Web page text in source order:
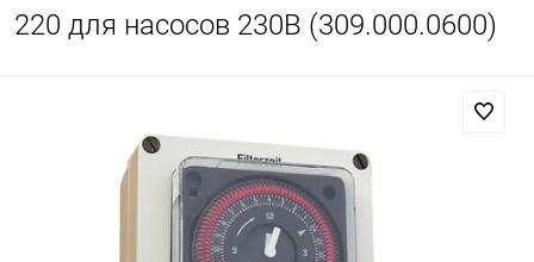
220 для насосов 230В (309.000.0600)